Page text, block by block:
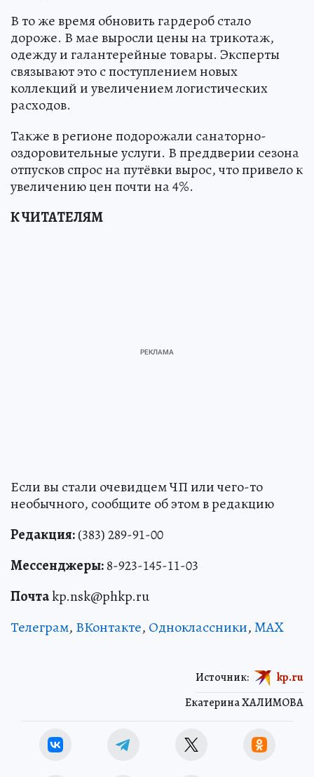
В то же время обновить гардероб стало
дороже. В мае выросли цены на трикотаж,
одежду и галантерейные товары. Эксперты
связывают это с поступлением новых
коллекций и увеличением логистических
расходов.
Также в регионе подорожали санаторно-
оздоровительные услуги. В преддверии сезона
отпусков спрос на путёвки вырос, что привело к
увеличению цен почти на 4%.
К ЧИТАТЕЛЯМ
Если вы стали очевидцем ЧП или чего-то
необычного, сообщите об этом в редакцию
Редакция:(383) 289-91-00
Мессенджеры:8-923-145-11-03
Почтаkp.nsk@phkp.ru
Телеграм, ВКонтакте, Одноклассники,MAX
Екатерина ХАЛИМОВА
Источник: kp.ru